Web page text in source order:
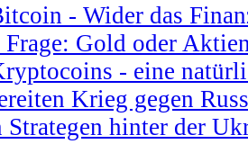
- Wider das
Gold oder
- eine
Krieg gegen
Strategen hinter der